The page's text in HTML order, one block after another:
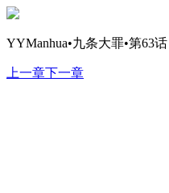
YYManhua•九条大罪•第63话
上一章下一章